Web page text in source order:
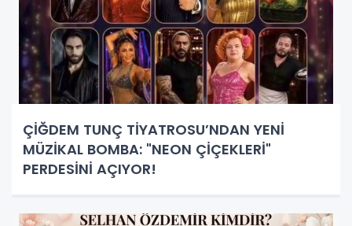
ÇİĞDEM TUNÇ TİYATROSU’NDAN YENİ
MÜZİKAL BOMBA: "NEON ÇİÇEKLERİ"
PERDESİNİ AÇIYOR!